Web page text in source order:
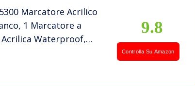
Marcatore Acrilico
1 Marcatore a
Acrilica Waterproof,
1-2Mm,
Acrilico per Disegno
9.8
Controlla Su Amazon